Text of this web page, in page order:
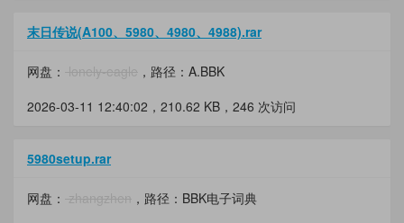
末日传说(A100、5980、4980、4988).rar
网盘： lonely-eagle ，路径：A.BBK
2026-03-11 12:40:02， 210.62 KB ，246 次访问
5980setup.rar
网盘： zhangzhen ，路径：BBK电子词典